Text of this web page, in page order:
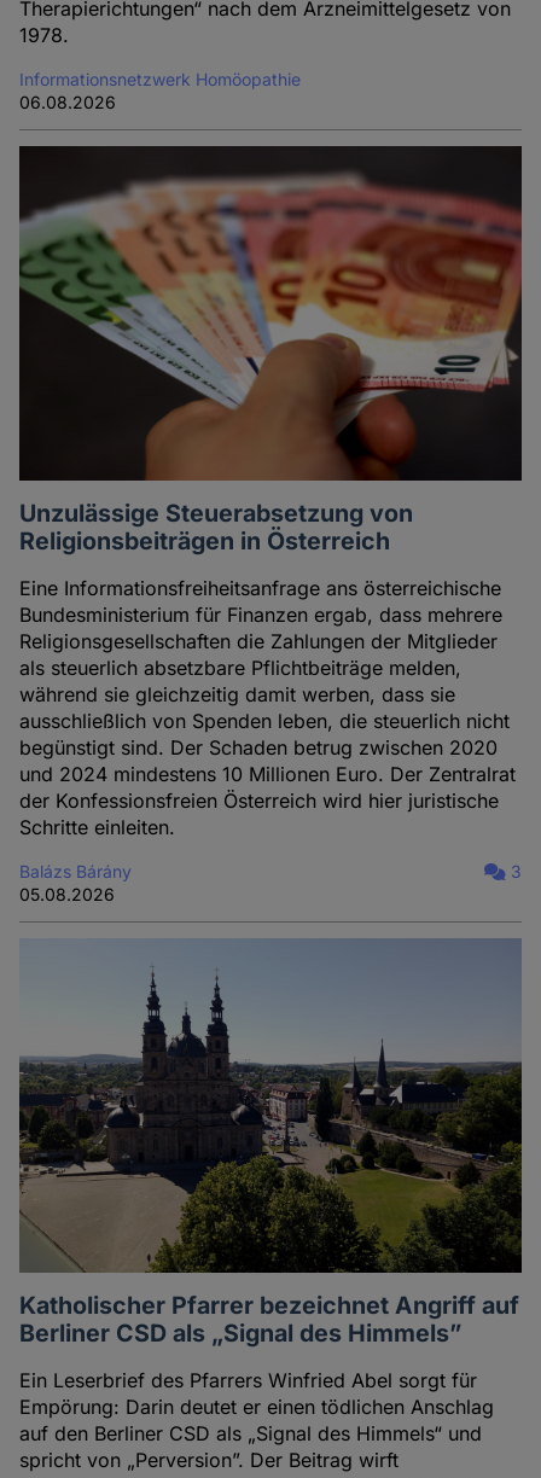
Therapierichtungen“ nach dem Arzneimittelgesetz von
1978.
Informationsnetzwerk Homöopathie
06.08.2026
Unzulässige Steuerabsetzung von
Religionsbeiträgen in Österreich
Eine Informationsfreiheitsanfrage ans österreichische
Bundesministerium für Finanzen ergab, dass mehrere
Religionsgesellschaften die Zahlungen der Mitglieder
als steuerlich absetzbare Pflichtbeiträge melden,
während sie gleichzeitig damit werben, dass sie
ausschließlich von Spenden leben, die steuerlich nicht
begünstigt sind. Der Schaden betrug zwischen 2020
und 2024 mindestens 10 Millionen Euro. Der Zentralrat
der Konfessionsfreien Österreich wird hier juristische
Schritte einleiten.
Balázs Bárány
05.08.2026
3
Katholischer Pfarrer bezeichnet Angriff auf
Berliner CSD als „Signal des Himmels”
Ein Leserbrief des Pfarrers Winfried Abel sorgt für
Empörung: Darin deutet er einen tödlichen Anschlag
auf den Berliner CSD als „Signal des Himmels“ und
spricht von „Perversion”. Der Beitrag wirft